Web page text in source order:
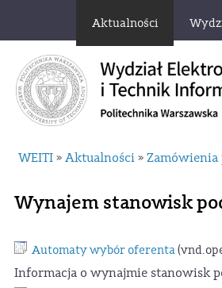
Aktualności
WEITI » Aktualności » Zamówienia
Wynajem stanowisk
Automaty wybór oferenta
Informacja o wynajmie stanowisk